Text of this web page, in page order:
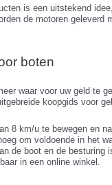
is een uitstekend
de motoren
boten
waar voor uw geld te
koopgids voor
8 km/u te bewegen en
om voldoende in het
de boot en de
in een online winkel.